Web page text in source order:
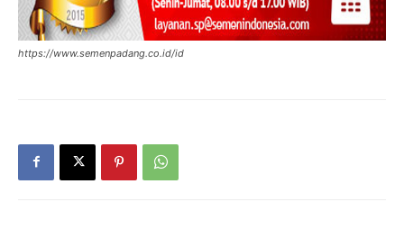
https://www.semenpadang.co.id/id